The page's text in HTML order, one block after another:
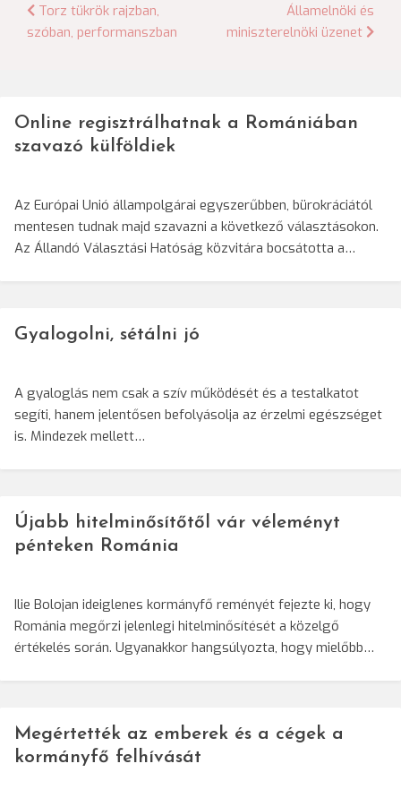
Bejegyzés
navigáció
Torz tükrök rajzban,
szóban, performanszban
Államelnöki és
miniszterelnöki üzenet
Online regisztrálhatnak a Romániában
szavazó külföldiek
Az Európai Unió állampolgárai egyszerűbben, bürokráciától
mentesen tudnak majd szavazni a következő választásokon.
Az Állandó Választási Hatóság közvitára bocsátotta a…
Gyalogolni, sétálni jó
A gyaloglás nem csak a szív működését és a testalkatot
segíti, hanem jelentősen befolyásolja az érzelmi egészséget
is. Mindezek mellett…
Újabb hitelminősítőtől vár véleményt
pénteken Románia
Ilie Bolojan ideiglenes kormányfő reményét fejezte ki, hogy
Románia megőrzi jelenlegi hitelminősítését a közelgő
értékelés során. Ugyanakkor hangsúlyozta, hogy mielőbb…
Megértették az emberek és a cégek a
kormányfő felhívását